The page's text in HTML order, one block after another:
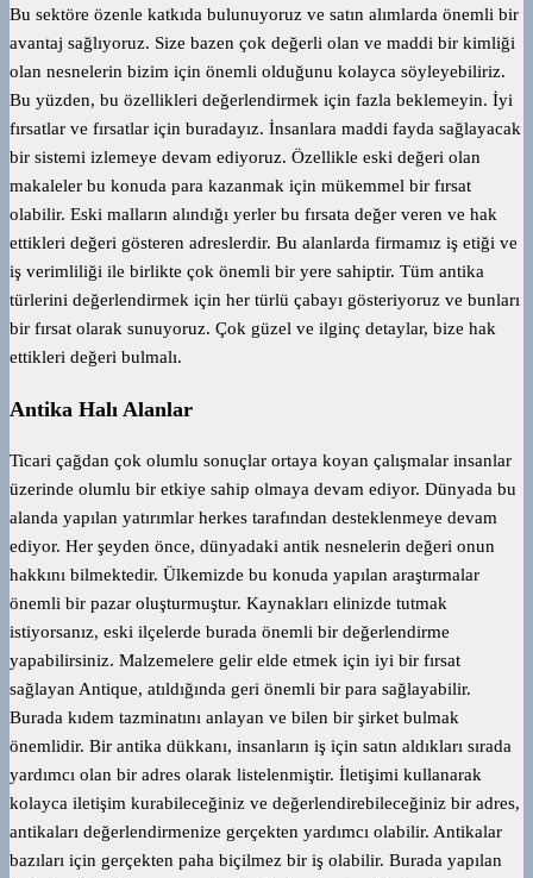
Bu sektöre özenle katkıda bulunuyoruz ve satın alımlarda önemli bir
avantaj sağlıyoruz. Size bazen çok değerli olan ve maddi bir kimliği
olan nesnelerin bizim için önemli olduğunu kolayca söyleyebiliriz.
Bu yüzden, bu özellikleri değerlendirmek için fazla beklemeyin. İyi
fırsatlar ve fırsatlar için buradayız. İnsanlara maddi fayda sağlayacak
bir sistemi izlemeye devam ediyoruz. Özellikle eski değeri olan
makaleler bu konuda para kazanmak için mükemmel bir fırsat
olabilir. Eski malların alındığı yerler bu fırsata değer veren ve hak
ettikleri değeri gösteren adreslerdir. Bu alanlarda firmamız iş etiği ve
iş verimliliği ile birlikte çok önemli bir yere sahiptir. Tüm antika
türlerini değerlendirmek için her türlü çabayı gösteriyoruz ve bunları
bir fırsat olarak sunuyoruz. Çok güzel ve ilginç detaylar, bize hak
ettikleri değeri bulmalı.
Antika Halı Alanlar
Ticari çağdan çok olumlu sonuçlar ortaya koyan çalışmalar insanlar
üzerinde olumlu bir etkiye sahip olmaya devam ediyor. Dünyada bu
alanda yapılan yatırımlar herkes tarafından desteklenmeye devam
ediyor. Her şeyden önce, dünyadaki antik nesnelerin değeri onun
hakkını bilmektedir. Ülkemizde bu konuda yapılan araştırmalar
önemli bir pazar oluşturmuştur. Kaynakları elinizde tutmak
istiyorsanız, eski ilçelerde burada önemli bir değerlendirme
yapabilirsiniz. Malzemelere gelir elde etmek için iyi bir fırsat
sağlayan Antique, atıldığında geri önemli bir para sağlayabilir.
Burada kıdem tazminatını anlayan ve bilen bir şirket bulmak
önemlidir. Bir antika dükkanı, insanların iş için satın aldıkları sırada
yardımcı olan bir adres olarak listelenmiştir. İletişimi kullanarak
kolayca iletişim kurabileceğiniz ve değerlendirebileceğiniz bir adres,
antikaları değerlendirmenize gerçekten yardımcı olabilir. Antikalar
bazıları için gerçekten paha biçilmez bir iş olabilir. Burada yapılan